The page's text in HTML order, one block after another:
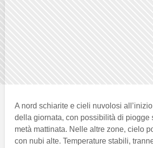
A nord schiarite e cieli nuvolosi
della giornata, con possibilità di piogge
metà mattinata. Nelle altre zone, cielo
con nubi alte. Temperature stabili,